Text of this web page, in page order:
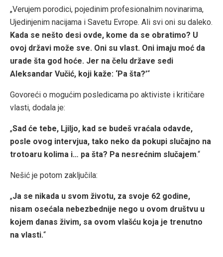
„Verujem porodici, pojedinim profesionalnim novinarima,
Ujedinjenim nacijama i Savetu Evrope. Ali svi oni su daleko.
Kada se nešto desi ovde, kome da se obratimo? U
ovoj državi može sve. Oni su vlast. Oni imaju moć da
urade šta god hoće. Jer na čelu države sedi
Aleksandar Vučić, koji kaže: ‘Pa šta?’“
Govoreći o mogućim posledicama po aktiviste i kritičare
vlasti, dodala je:
„Sad će tebe, Ljiljo, kad se budeš vraćala odavde,
posle ovog intervjua, tako neko da pokupi slučajno na
trotoaru kolima i… pa šta? Pa nesrećnim slučajem.“
Nešić je potom zaključila:
„Ja se nikada u svom životu, za svoje 62 godine,
nisam osećala nebezbednije nego u ovom društvu u
kojem danas živim, sa ovom vlašću koja je trenutno
na vlasti.“